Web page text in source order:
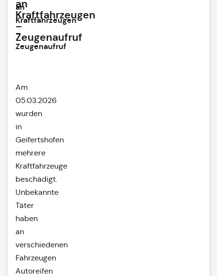
an
Kraftfahrzeugen
–
Zeugenaufruf
an
Kraftfahrzeugen
–
Zeugenaufruf
Am
05.03.2026
wurden
in
Geifertshofen
mehrere
Kraftfahrzeuge
beschädigt.
Unbekannte
Täter
haben
an
verschiedenen
Fahrzeugen
Autoreifen